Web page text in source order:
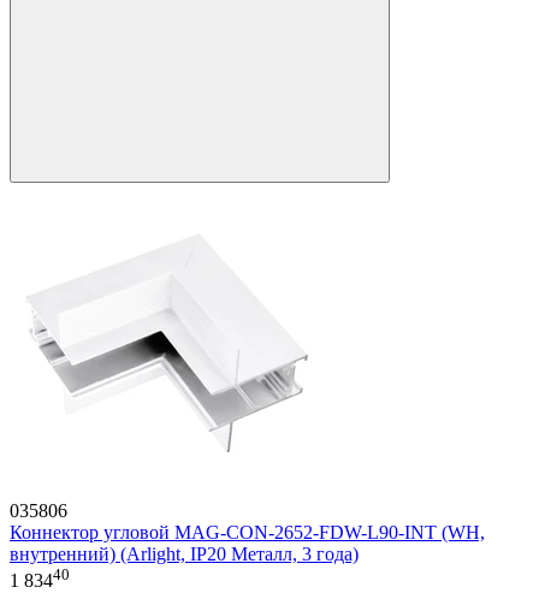
035806
Коннектор угловой MAG-CON-2652-FDW-L90-INT (WH,
внутренний) (Arlight, IP20 Металл, 3 года)
1 83440